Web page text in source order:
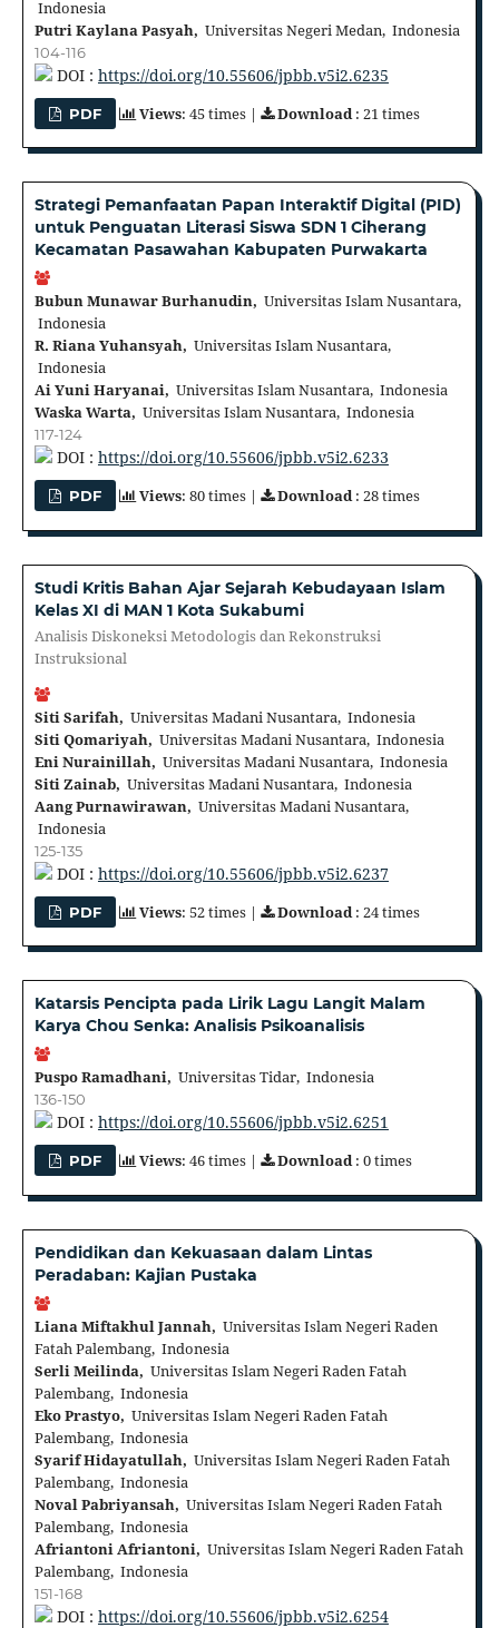
Indonesia
Putri Kaylana Pasyah, Universitas Negeri Medan, Indonesia
104-116
DOI : https://doi.org/10.55606/jpbb.v5i2.6235
PDF Views: 45 times | Download: 21 times
Strategi Pemanfaatan Papan Interaktif Digital (PID)
untuk Penguatan Literasi Siswa SDN 1 Ciherang
Kecamatan Pasawahan Kabupaten Purwakarta
Bubun Munawar Burhanudin, Universitas Islam Nusantara,
Indonesia
R. Riana Yuhansyah, Universitas Islam Nusantara,
Indonesia
Ai Yuni Haryanai, Universitas Islam Nusantara, Indonesia
Waska Warta, Universitas Islam Nusantara, Indonesia
117-124
DOI : https://doi.org/10.55606/jpbb.v5i2.6233
PDF Views: 80 times | Download: 28 times
Studi Kritis Bahan Ajar Sejarah Kebudayaan Islam
Kelas XI di MAN 1 Kota Sukabumi
Analisis Diskoneksi Metodologis dan Rekonstruksi
Instruksional
Siti Sarifah, Universitas Madani Nusantara, Indonesia
Siti Qomariyah, Universitas Madani Nusantara, Indonesia
Eni Nurainillah, Universitas Madani Nusantara, Indonesia
Siti Zainab, Universitas Madani Nusantara, Indonesia
Aang Purnawirawan, Universitas Madani Nusantara,
Indonesia
125-135
DOI : https://doi.org/10.55606/jpbb.v5i2.6237
PDF Views: 52 times | Download: 24 times
Katarsis Pencipta pada Lirik Lagu Langit Malam
Karya Chou Senka: Analisis Psikoanalisis
Puspo Ramadhani, Universitas Tidar, Indonesia
136-150
DOI : https://doi.org/10.55606/jpbb.v5i2.6251
PDF Views: 46 times | Download: 0 times
Pendidikan dan Kekuasaan dalam Lintas
Peradaban: Kajian Pustaka
Liana Miftakhul Jannah, Universitas Islam Negeri Raden
Fatah Palembang, Indonesia
Serli Meilinda, Universitas Islam Negeri Raden Fatah
Palembang, Indonesia
Eko Prastyo, Universitas Islam Negeri Raden Fatah
Palembang, Indonesia
Syarif Hidayatullah, Universitas Islam Negeri Raden Fatah
Palembang, Indonesia
Noval Pabriyansah, Universitas Islam Negeri Raden Fatah
Palembang, Indonesia
Afriantoni Afriantoni, Universitas Islam Negeri Raden Fatah
Palembang, Indonesia
151-168
DOI : https://doi.org/10.55606/jpbb.v5i2.6254